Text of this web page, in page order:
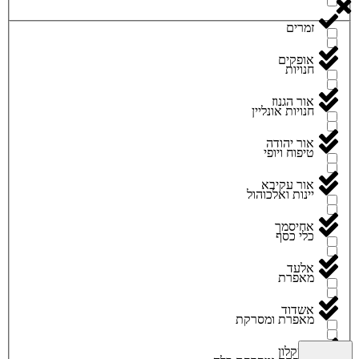
זמרים
חנויות
חנויות אונליין
טיפוח ויופי
יינות ואלכוהול
כלי כסף
מאפרת
מאפרת ומסרקת
אופקים
אור הגנוז
אור יהודה
אור עקיבא
אחיסמך
אלעד
אשדוד
אשקלון